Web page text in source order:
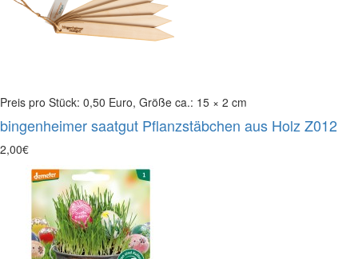
Preis pro Stück: 0,50 Euro, Größe ca.: 15 × 2 cm
bingenheimer saatgut Pflanzstäbchen aus Holz Z012
2,00€